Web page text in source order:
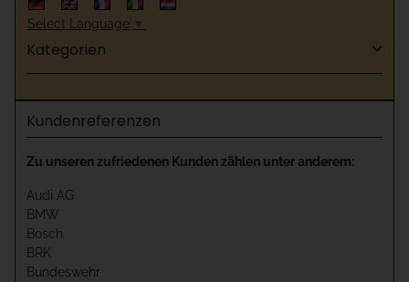
Select Language ▼
Kategorien
Kundenreferenzen
Zu unseren zufriedenen Kunden zählen unter anderem:
Audi AG
BMW
Bosch
BRK
Bundeswehr